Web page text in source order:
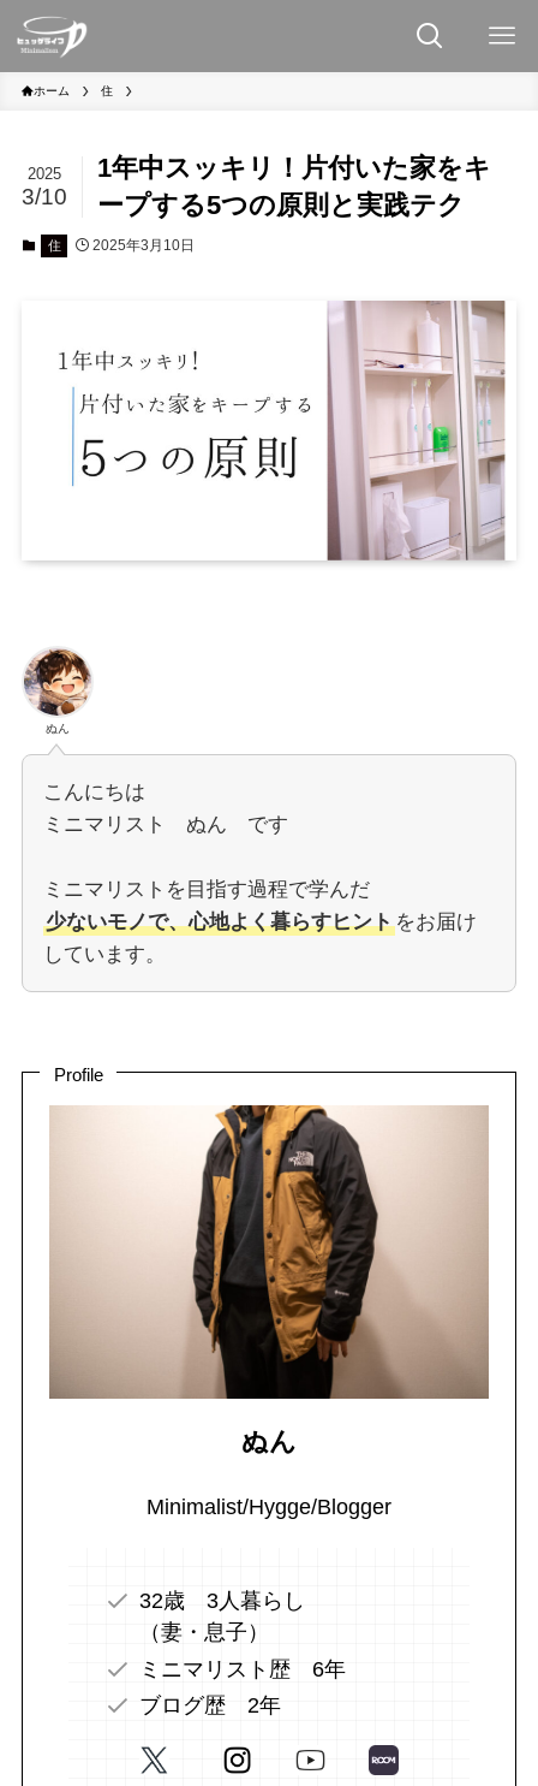
ホーム 住
1年中スッキリ！片付いた家をキ
ープする5つの原則と実践テク
2025
3/10
住 2025年3月10日
ぬん
こんにちは
ミニマリスト ぬん です
ミニマリストを目指す過程で学んだ
少ないモノで、心地よく暮らすヒントをお届け
しています。
Profile
ぬん
Minimalist/Hygge/Blogger
32歳 3人暮らし
（妻・息子）
ミニマリスト歴 6年
ブログ歴 2年